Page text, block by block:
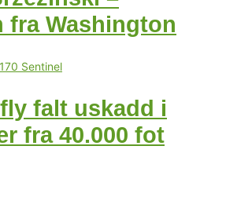
fra Washington
falt uskadd i
fra 40.000 fot